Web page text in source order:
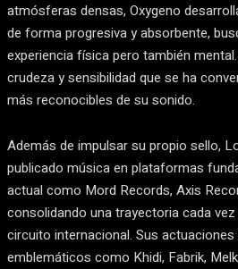
atmósferas densas, Oxygeno
de forma progresiva y absorbente,
experiencia física pero también
crudeza y sensibilidad que se ha
más reconocibles de su sonido.
Además de impulsar su propio sello,
publicado música en plataformas
actual como Mord Records, Axis
consolidando una trayectoria cada
circuito internacional. Sus
emblemáticos como Khidi, Fabrik,